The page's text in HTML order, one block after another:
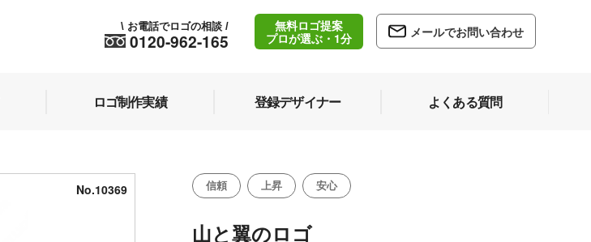
0120-962-165
\ お電話でロゴの相談 /
無料ロゴ提案
プロが選ぶ・1分
メールでお問い合わせ
ロゴ制作実績 登録デザイナー よくある質問
No.10369 信頼 上昇 安心
山と翼のロゴ